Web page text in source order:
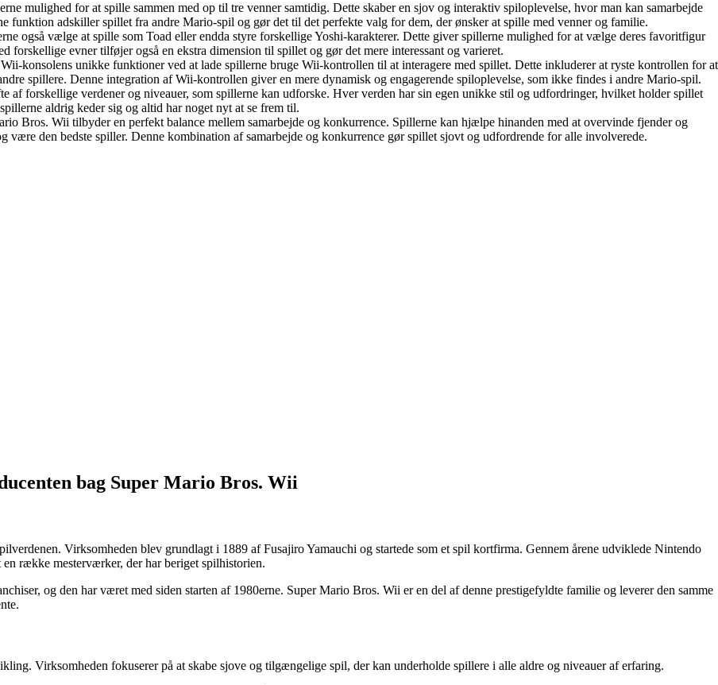
mulighed for at spille sammen med op til tre venner samtidig. Dette skaber en sjov og interaktiv spiloplevelse, hvor man kan samarbejde
funktion adskiller spillet fra andre Mario-spil og gør det til det perfekte valg for dem, der ønsker at spille med venner og familie.
også vælge at spille som Toad eller endda styre forskellige Yoshi-karakterer. Dette giver spillerne mulighed for at vælge deres favoritfigur
forskellige evner tilføjer også en ekstra dimension til spillet og gør det mere interessant og varieret.
konsolens unikke funktioner ved at lade spillerne bruge Wii-kontrollen til at interagere med spillet. Dette inkluderer at ryste kontrollen for at
spillere. Denne integration af Wii-kontrollen giver en mere dynamisk og engagerende spiloplevelse, som ikke findes i andre Mario-spil.
af forskellige verdener og niveauer, som spillerne kan udforske. Hver verden har sin egen unikke stil og udfordringer, hvilket holder spillet
aldrig keder sig og altid har noget nyt at se frem til.
Bros. Wii tilbyder en perfekt balance mellem samarbejde og konkurrence. Spillerne kan hjælpe hinanden med at overvinde fjender og
være den bedste spiller. Denne kombination af samarbejde og konkurrence gør spillet sjovt og udfordrende for alle involverede.
bag Super Mario Bros. Wii
Virksomheden blev grundlagt i 1889 af Fusajiro Yamauchi og startede som et spil kortfirma. Gennem årene udviklede Nintendo
række mesterværker, der har beriget spilhistorien.
og den har været med siden starten af ​​1980erne. Super Mario Bros. Wii er en del af denne prestigefyldte familie og leverer den samme
Virksomheden fokuserer på at skabe sjove og tilgængelige spil, der kan underholde spillere i alle aldre og niveauer af erfaring.